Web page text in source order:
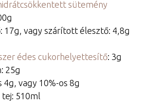
sütemény
17g, vagy szárított élesztő: 4,8g
édes cukorhelyettesítő: 3g
25g
4g, vagy 10%-os 8g
510ml